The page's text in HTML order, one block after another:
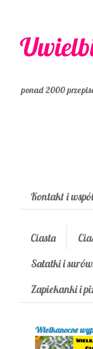
ponad 2000
Kontakt i
Ciasta
Sałatki i
Zapiekanki i
Wielkanocne